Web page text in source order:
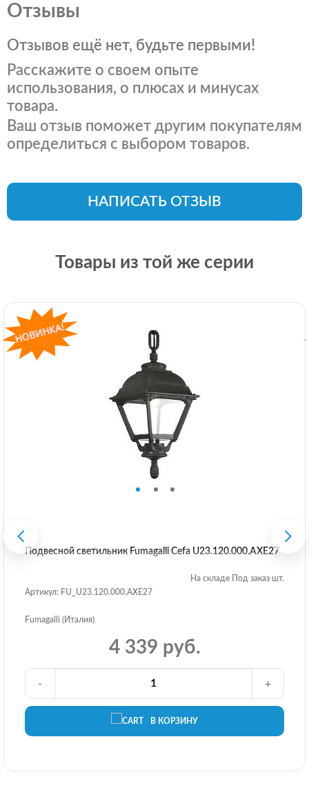
Отзывы
Отзывов ещё нет, будьте первыми!
Расскажите о своем опыте
использования, о плюсах и минусах
товара.
Ваш отзыв поможет другим покупателям
определиться с выбором товаров.
НАПИСАТЬ ОТЗЫВ
Товары из той же серии
Подвесной светильник Fumagalli Cefa U23.120.000.AXE27
На складе Под заказ шт.
Артикул: FU_U23.120.000.AXE27
Fumagalli (Италия)
4 339 руб.
В КОРЗИНУ
- +